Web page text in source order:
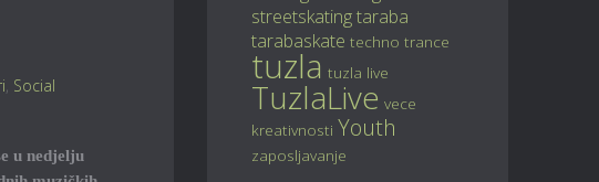
, Social
u nedjelju
streetskating taraba
tarabaskate techno trance
tuzla tuzla live
TuzlaLive vece
kreativnosti Youth
zaposljavanje